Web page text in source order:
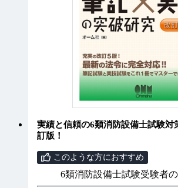
実績と信頼の6類消防設備士試験対
訂版！
このような方におすすめ
6類消防設備士試験受験者